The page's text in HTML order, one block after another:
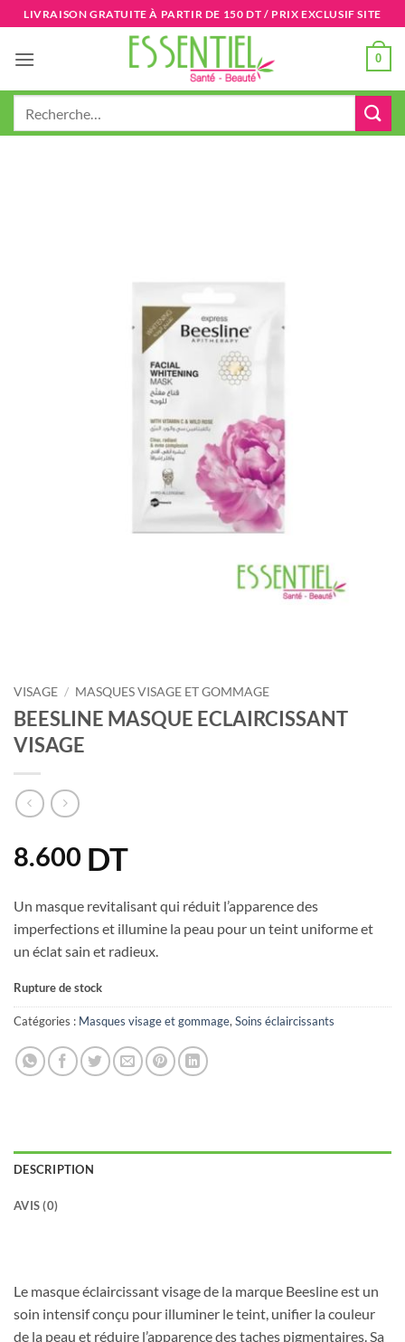
Passer
au
contenu
LIVRAISON GRATUITE À PARTIR DE 150 DT / PRIX EXCLUSIF SITE
0
VISAGE / MASQUES VISAGE ET GOMMAGE
BEESLINE MASQUE ECLAIRCISSANT
VISAGE
8.600 DT
Un masque revitalisant qui réduit l’apparence des
imperfections et illumine la peau pour un teint uniforme et
un éclat sain et radieux.
Rupture de stock
Catégories : Masques visage et gommage, Soins éclaircissants
DESCRIPTION
AVIS (0)
Le masque éclaircissant visage de la marque Beeslineest un
soin intensif conçu pour illuminer le teint, unifier la couleur
de la peau et réduire l’apparence des taches pigmentaires. Sa